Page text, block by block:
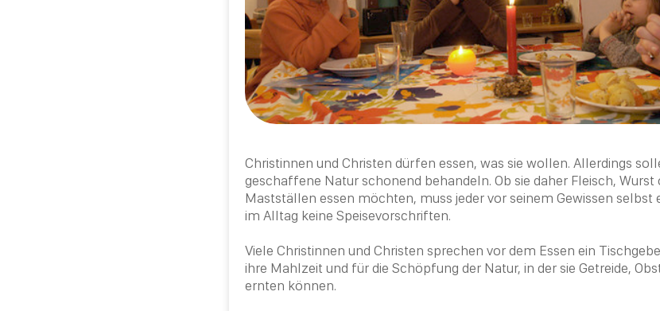
Christinnen und Christen dürfen essen, was sie wollen. Allerdings
geschaffene Natur schonend behandeln. Ob sie daher Fleisch, Wurst
Mastställen essen möchten, muss jeder vor seinem Gewissen selbst
im Alltag keine Speisevorschriften.
Viele Christinnen und Christen sprechen vor dem Essen ein
ihre Mahlzeit und für die Schöpfung der Natur, in der sie Getreide,
ernten können.